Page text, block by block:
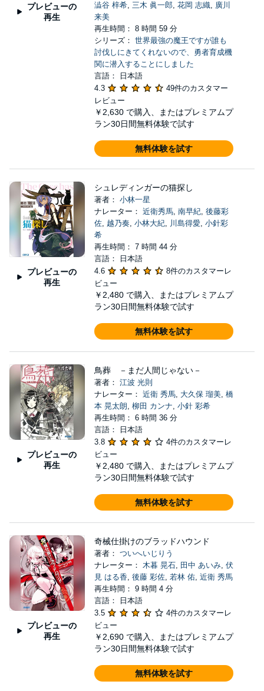
プレビューの
再生
澁谷 梓希, 三木 眞一郎, 花岡 志織, 廣川
来美
再生時間： 8 時間 59 分
シリーズ： 世界最強の魔王ですが誰も
討伐しにきてくれないので、勇者育成機
関に潜入することにしました
言語： 日本語
4.3
49件のカスタマー
レビュー
￥2,630 で購入、またはプレミアムプ
ラン30日間無料体験で試す
無料体験を試す
プレビューの
再生
シュレディンガーの猫探し
著者： 小林一星
ナレーター： 近衛秀馬, 南早紀, 後藤彩
佐, 越乃奏, 小林大紀, 川島得愛, 小針彩
希
再生時間： 7 時間 44 分
言語： 日本語
4.6
8件のカスタマーレ
ビュー
￥2,480 で購入、またはプレミアムプ
ラン30日間無料体験で試す
無料体験を試す
プレビューの
再生
鳥葬 －まだ人間じゃない－
著者： 江波 光則
ナレーター： 近衛 秀馬, 大久保 瑠美, 橋
本 晃太朗, 柳田 カンナ, 小針 彩希
再生時間： 6 時間 36 分
言語： 日本語
3.8
4件のカスタマーレ
ビュー
￥2,480 で購入、またはプレミアムプ
ラン30日間無料体験で試す
無料体験を試す
プレビューの
再生
奇械仕掛けのブラッドハウンド
著者： ついへいじりう
ナレーター： 木暮 晃石, 田中 あいみ, 伏
見 はる香, 後藤 彩佐, 若林 佑, 近衛 秀馬
再生時間： 9 時間 4 分
言語： 日本語
3.5
4件のカスタマーレ
ビュー
￥2,690 で購入、またはプレミアムプ
ラン30日間無料体験で試す
無料体験を試す